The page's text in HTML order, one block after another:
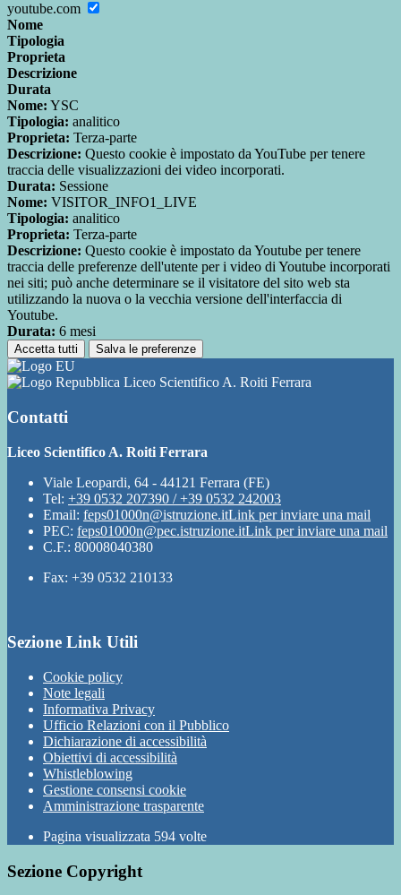
youtube.com
Nome
Tipologia
Proprieta
Descrizione
Durata
Nome: YSC
Tipologia: analitico
Proprieta: Terza-parte
Descrizione: Questo cookie è impostato da YouTube per tenere
traccia delle visualizzazioni dei video incorporati.
Durata: Sessione
Nome: VISITOR_INFO1_LIVE
Tipologia: analitico
Proprieta: Terza-parte
Descrizione: Questo cookie è impostato da Youtube per tenere
traccia delle preferenze dell'utente per i video di Youtube incorporati
nei siti; può anche determinare se il visitatore del sito web sta
utilizzando la nuova o la vecchia versione dell'interfaccia di
Youtube.
Durata: 6 mesi
Accetta tutti Salva le preferenze
Liceo Scientifico A. Roiti Ferrara
Contatti
Liceo Scientifico A. Roiti Ferrara
Viale Leopardi, 64 - 44121 Ferrara (FE)
Tel: +39 0532 207390 / +39 0532 242003
Email: feps01000n@istruzione.itLink per inviare una mail
PEC: feps01000n@pec.istruzione.itLink per inviare una mail
C.F.: 80008040380
Fax: +39 0532 210133
Sezione Link Utili
Cookie policy
Note legali
Informativa Privacy
Ufficio Relazioni con il Pubblico
Dichiarazione di accessibilità
Obiettivi di accessibilità
Whistleblowing
Gestione consensi cookie
Amministrazione trasparente
Pagina visualizzata 594 volte
Sezione Copyright